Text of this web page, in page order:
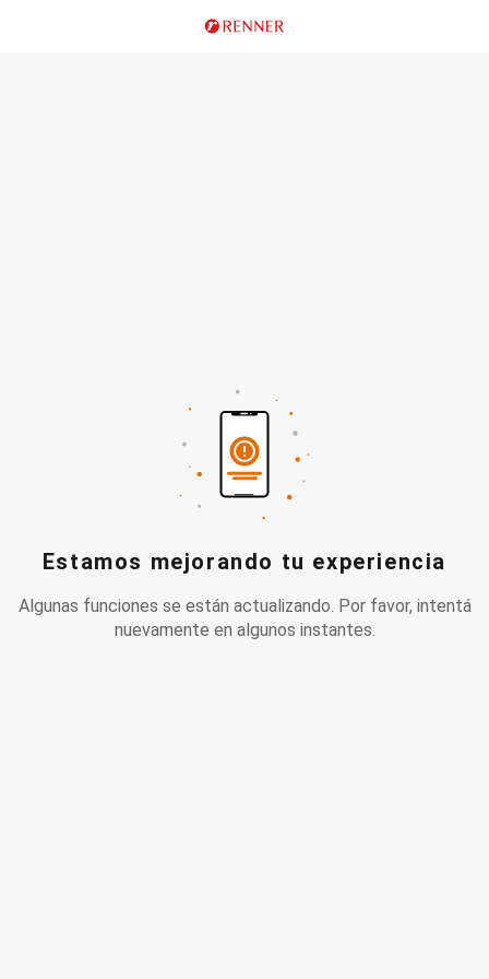
Estamos mejorando tu experiencia
Algunas funciones se están actualizando. Por favor, intentá
nuevamente en algunos instantes.